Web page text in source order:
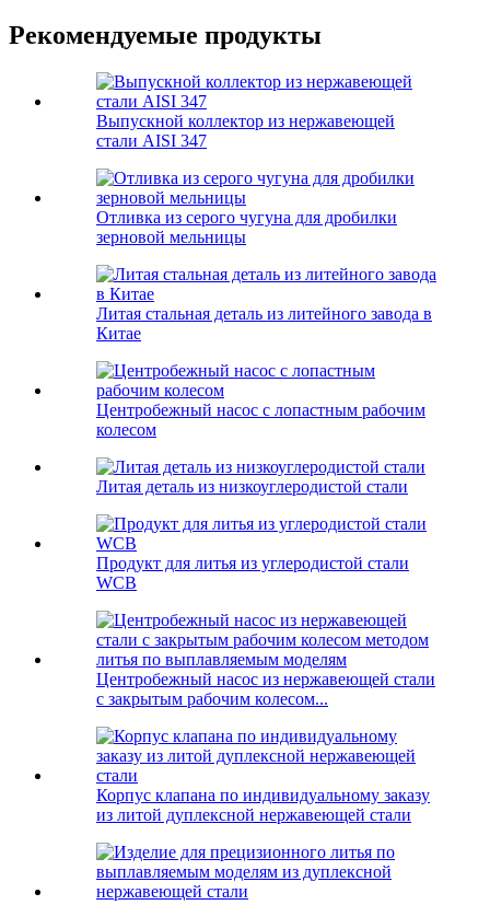
Рекомендуемые продукты
Выпускной коллектор из нержавеющей
стали AISI 347
Отливка из серого чугуна для дробилки
зерновой мельницы
Литая стальная деталь из литейного завода в
Китае
Центробежный насос с лопастным рабочим
колесом
Литая деталь из низкоуглеродистой стали
Продукт для литья из углеродистой стали
WCB
Центробежный насос из нержавеющей стали
с закрытым рабочим колесом...
Корпус клапана по индивидуальному заказу
из литой дуплексной нержавеющей стали